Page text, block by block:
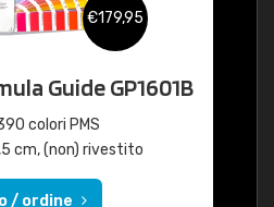
€179,95
Guide GP1601B
colori PMS
cm, (non) rivestito
/ ordine